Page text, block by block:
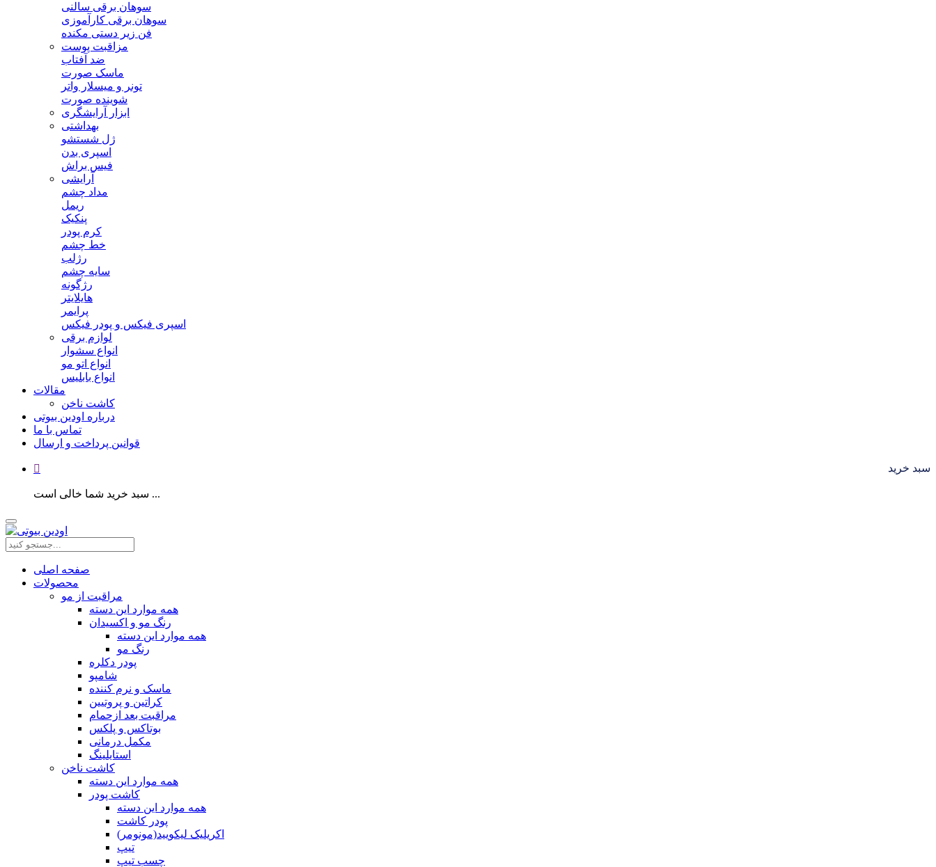
سوهان برقی سالنی
سوهان برقی کارآموزی
فن زیر دستی مکنده
مزاقبت پوست
ضد آفتاب
ماسک صورت
تونر و میسلار واتر
شوینده صورت
ابزار آرایشگری
بهداشتی
ژل شستشو
اسپری بدن
فیس براش
آرایشی
مداد چشم
ریمل
پنکیک
کرم پودر
خط چشم
رژلب
سایه چشم
رژگونه
هایلایتر
پرایمر
اسپری فیکس و پودر فیکس
لوازم برقی
انواع سشوار
انواع اتو مو
انواع بابلیس
مقالات
کاشت ناخن
درباره اودین بیوتی
تماس با ما
قوانین پرداخت و ارسال
سبد خرید
سبد خرید شما خالی است ...
صفحه اصلی
محصولات
مراقبت از مو
همه موارد این دسته
رنگ مو و اکسیدان
همه موارد این دسته
رنگ مو
پودر دکلره
شامپو
ماسک و نرم کننده
کراتین و پروتیین
مراقبت بعد ازحمام
بوتاکس و پلکس
مکمل درمانی
استایلینگ
کاشت ناخن
همه موارد این دسته
کاشت پودر
همه موارد این دسته
پودر کاشت
اکریلیک لیکویید(مونومر)
تیپ
چسب تیپ